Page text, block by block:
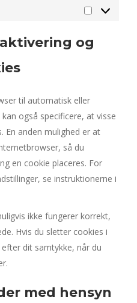
Marketing
og
til automatisk eller
også specificere, at visse
En anden mulighed er at
så du
en cookie placeres. For
se instruktionerne i
ikke fungerer korrekt,
Hvis du sletter cookies i
dit samtykke, når du
med hensyn